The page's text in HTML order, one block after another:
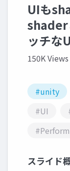
UIも
ッチな
150K Views
#unity
#UI
スライド